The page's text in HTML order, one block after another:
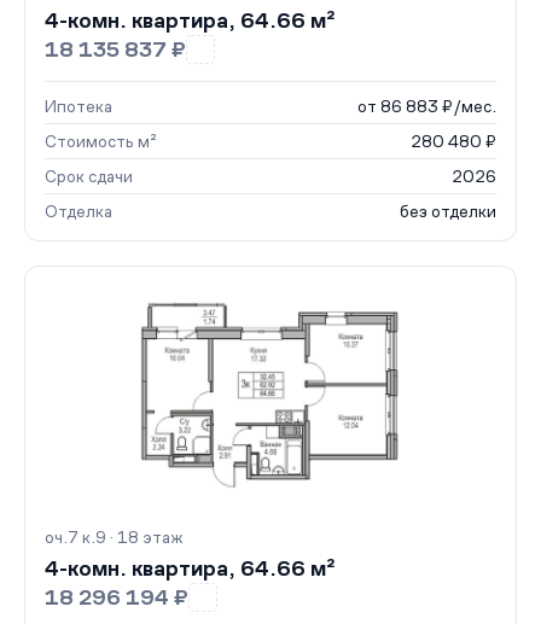
4-комн. квартира, 64.66 м²
18 135 837 ₽
Ипотека
от 86 883 ₽/мес.
Стоимость м²
280 480 ₽
Срок сдачи
2026
Отделка
без отделки
оч.7 к.9 · 18 этаж
4-комн. квартира, 64.66 м²
18 296 194 ₽